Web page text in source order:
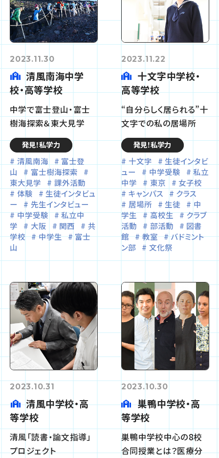
2023.11.30
清風南海中学
校・高等学校
中学で富士登山・富士
樹海探索＆東大見学
発見！私学力
清風南海
富士登
山
富士樹海探索
東大見学
課外活動
体験
生徒インタビュ
ー
先生インタビュー
中学受験
私立中
学
大阪 関西
共
学校
中学生
富士
山
2023.11.22
十文字中学校・
高等学校
“自分らしく居られる”十
文字での私の居場所
発見！私学力
十文字
生徒インタビ
ュー
中学受験
私立
中学
東京
女子校
キャンパス
クラス
居場所
生徒
中
学生
高校生
クラブ
活動
部活動
図書
館
教室
バドミント
ン部
文化祭
2023.10.31
清風中学校・高
等学校
清風「読書・論文指導」
プロジェクト
2023.10.30
巣鴨中学校・高
等学校
巣鴨中学校中心の8校
合同授業とは？医療分